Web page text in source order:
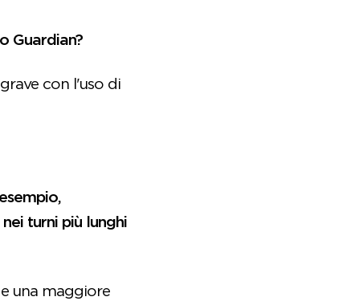
Guardian?
con l'uso di
turni più lunghi
una maggiore